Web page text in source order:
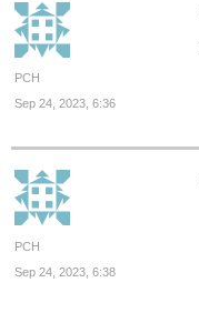
PCH
Sep 24, 2023, 6:36
PCH
Sep 24, 2023, 6:38